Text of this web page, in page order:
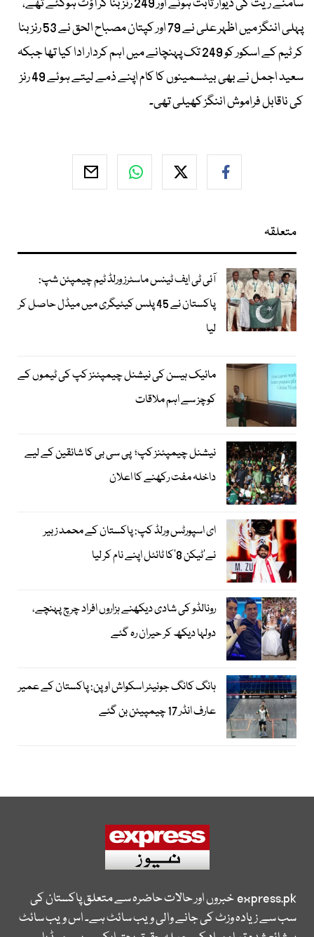
سامنے ریت کی دیوار ثابت ہوئے اور 249 رنز بنا کر آؤٹ ہوگئے تھے،
پہلی اننگز میں اظہر علی نے 79 اور کپتان مصباح الحق نے 53 رنز بنا
کر ٹیم کے اسکور کو 249 تک پہنچانے میں اہم کردار ادا کیا تھا جبکہ
سعید اجمل نے بھی بیٹسمینوں کا کام اپنے ذمے لیتے ہوئے 49 رنز
کی ناقابل فراموش اننگز کھیلی تھی۔
متعلقہ
آئی ٹی ایف ٹینس ماسٹرز ورلڈ ٹیم چیمپئن شپ:
پاکستان نے 45 پلس کیٹیگری میں میڈل حاصل کر
لیا
مائیک ہیسن کی نیشنل چیمپئنز کپ کی ٹیموں کے
کوچز سے اہم ملاقات
نیشنل چیمپئنز کپ؛ پی سی بی کا شائقین کے لیے
داخلہ مفت رکھنے کا اعلان
ای اسپورٹس ورلڈ کپ: پاکستان کے محمد زبیر
نے’ٹیکن 8‘کا ٹائٹل اپنے نام کر لیا
رونالڈو کی شادی دیکھنے ہزاروں افراد چرچ پہنچے،
دولہا دیکھ کر حیران رہ گئے
ہانگ کانگ جونیئر اسکواش اوپن: پاکستان کے عمیر
عارف انڈر 17 چیمپیئن بن گئے
express.pkخبروں اور حالات حاضرہ سے متعلق پاکستان کی
سب سے زیادہ وزٹ کی جانے والی ویب سائٹ ہے۔ اس ویب سائٹ